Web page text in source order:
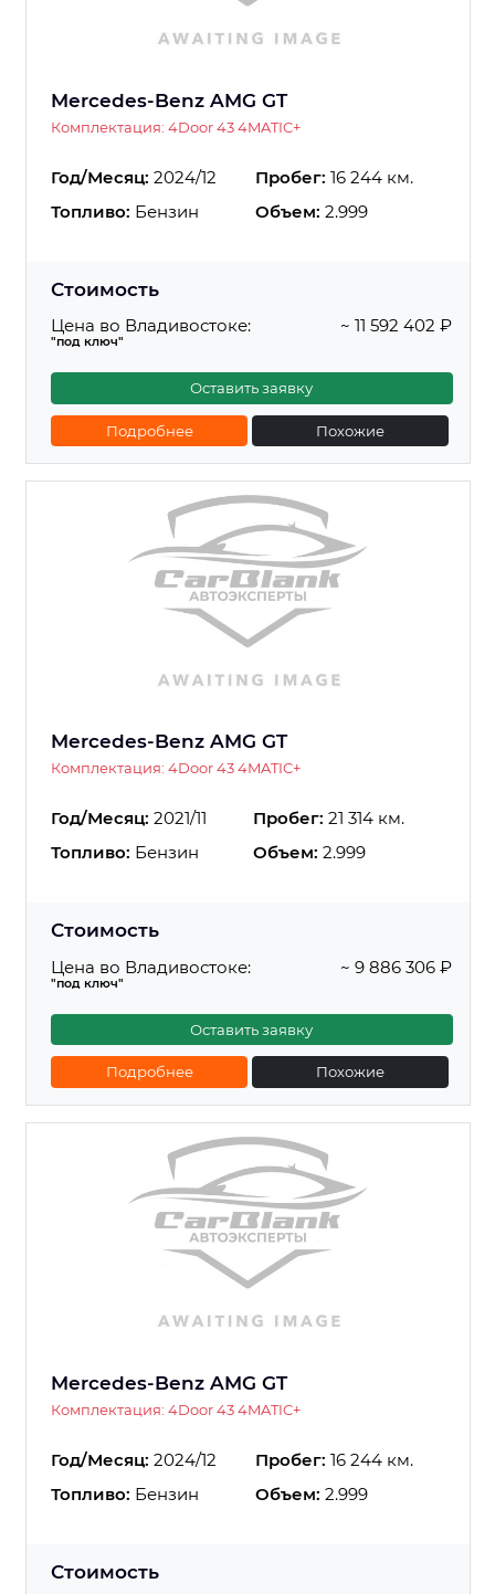
Mercedes-Benz AMG GT
Комплектация: 4Door 43 4MATIC+
Год/Месяц: 2024/12 Пробег: 16 244 км.
Топливо: Бензин Объем: 2.999
Стоимость
Цена во Владивостоке:
"под ключ"
~ 11 592 402 ₽
Оставить заявку
Подробнее Похожие
Mercedes-Benz AMG GT
Комплектация: 4Door 43 4MATIC+
Год/Месяц: 2021/11 Пробег: 21 314 км.
Топливо: Бензин Объем: 2.999
Стоимость
Цена во Владивостоке:
"под ключ"
~ 9 886 306 ₽
Оставить заявку
Подробнее Похожие
Mercedes-Benz AMG GT
Комплектация: 4Door 43 4MATIC+
Год/Месяц: 2024/12 Пробег: 16 244 км.
Топливо: Бензин Объем: 2.999
Стоимость